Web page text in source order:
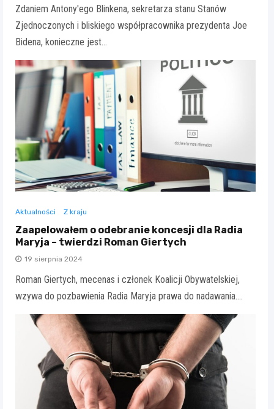
Zdaniem Antony'ego Blinkena, sekretarza stanu Stanów
Zjednoczonych i bliskiego współpracownika prezydenta Joe
Bidena, konieczne jest…
Aktualności Z kraju
Zaapelowałem o odebranie koncesji dla Radia
Maryja – twierdzi Roman Giertych
19 sierpnia 2024
Roman Giertych, mecenas i członek Koalicji Obywatelskiej,
wzywa do pozbawienia Radia Maryja prawa do nadawania.…